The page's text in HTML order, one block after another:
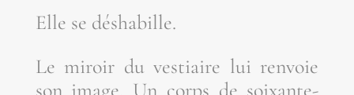
Elle se déshabille.
Le miroir du ves­tiaire lui ren­voie
son image. Un corps de soixante-